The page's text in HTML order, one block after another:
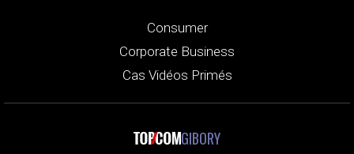
Consumer
Corporate Business
Cas Vidéos Primés
GIBORY